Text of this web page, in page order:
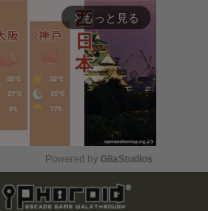
arrow_forward_ios もっと見る
Mute
Powered by GliaStudios